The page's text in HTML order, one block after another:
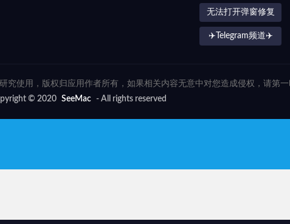
无法打开弹窗修复
✈️Telegram频道✈️
究使用，版权归应用作者所有，如果相关内容无意中对您造成侵权，请第
© 2020 SeeMac - All rights reserved